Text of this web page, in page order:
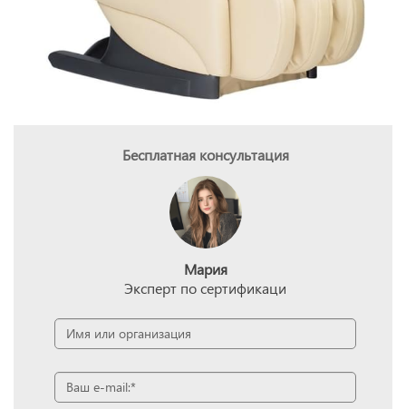
Бесплатная консультация
Мария
Эксперт по сертификаци